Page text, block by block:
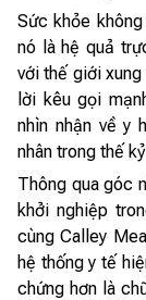
Sức khỏe
nó là hệ quả
với thế giới xung
lời kêu gọi
nhìn nhận về y
nhân trong thế
Thông qua góc
khởi nghiệp
cùng Calley
hệ thống y tế
chứng hơn là